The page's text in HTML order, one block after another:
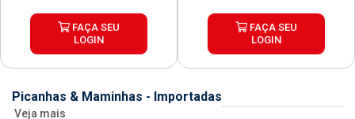
FAÇA SEU
LOGIN
FAÇA SEU
LOGIN
Picanhas & Maminhas - Importadas
Veja mais